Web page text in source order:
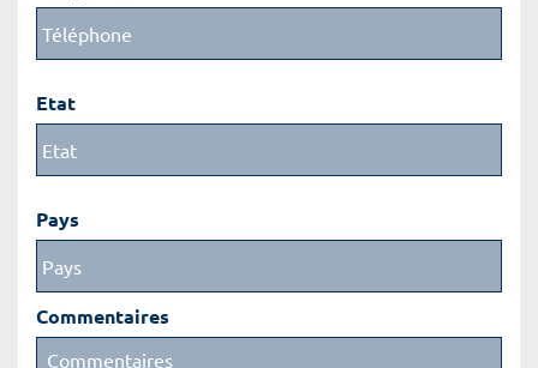
Etat
Pays
Commentaires